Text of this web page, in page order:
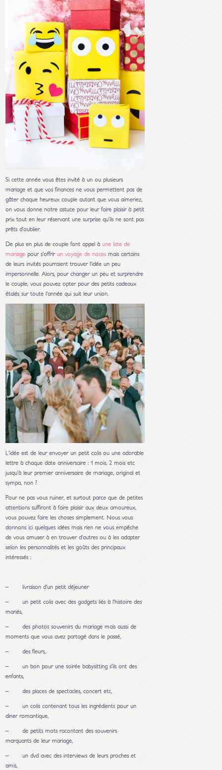
Si cette année vous êtes invité à un ou plusieurs
mariage et que vos finances ne vous permettent pas de
gâter chaque heureux couple autant que vous aimeriez,
on vous donne notre astuce pour leur faire plaisir à petit
prix tout en leur réservant une surprise qu’ils ne sont pas
prêts d’oublier.
De plus en plus de couple font appel àune liste de
mariage pour s’offrirun voyage de noces mais certains
de leurs invités pourraient trouver l’idée un peu
impersonnelle. Alors, pour changer un peu et surprendre
le couple, vous pouvez opter pour des petits cadeaux
étalés sur toute l’année qui suit leur union.
L’idée est de leur envoyer un petit colis ou une adorable
lettre à chaque date anniversaire : 1 mois, 2 mois etc
jusqu’à leur premier anniversaire de mariage, original et
sympa, non ?
Pour ne pas vous ruiner, et surtout parce que de petites
attentions suffiront à faire plaisir aux deux amoureux,
vous pouvez faire les choses simplement. Nous vous
donnons ici quelques idées mais rien ne vous empêche
de vous amuser à en trouver d’autres ou à les adapter
selon les personnalités et les goûts des principaux
intéressés :
– livraison d’un petit déjeuner
– un petit colis avec des gadgets liés à l’histoire des
mariés,
– des photos souvenirs du mariage mais aussi de
moments que vous avez partagé dans le passé,
– des fleurs,
– un bon pour une soirée babysitting s’ils ont des
enfants,
– des places de spectacles, concert etc,
– un colis contenant tous les ingrédients pour un
diner romantique,
– de petits mots racontant des souvenirs
marquants de leur mariage,
– un dvd avec des interviews de leurs proches et
amis,